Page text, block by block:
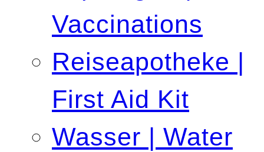
Vaccinations
Reiseapotheke |
First Aid Kit
Wasser | Water